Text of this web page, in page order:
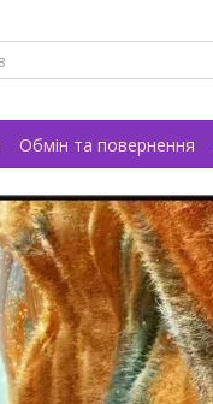
Обмін та повернення